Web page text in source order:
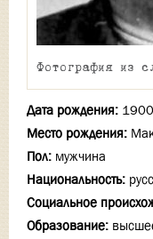
Фотография из
Дата рождения: 1900
Место рождения:
Пол: мужчина
Национальность:
Социальное
Образование: